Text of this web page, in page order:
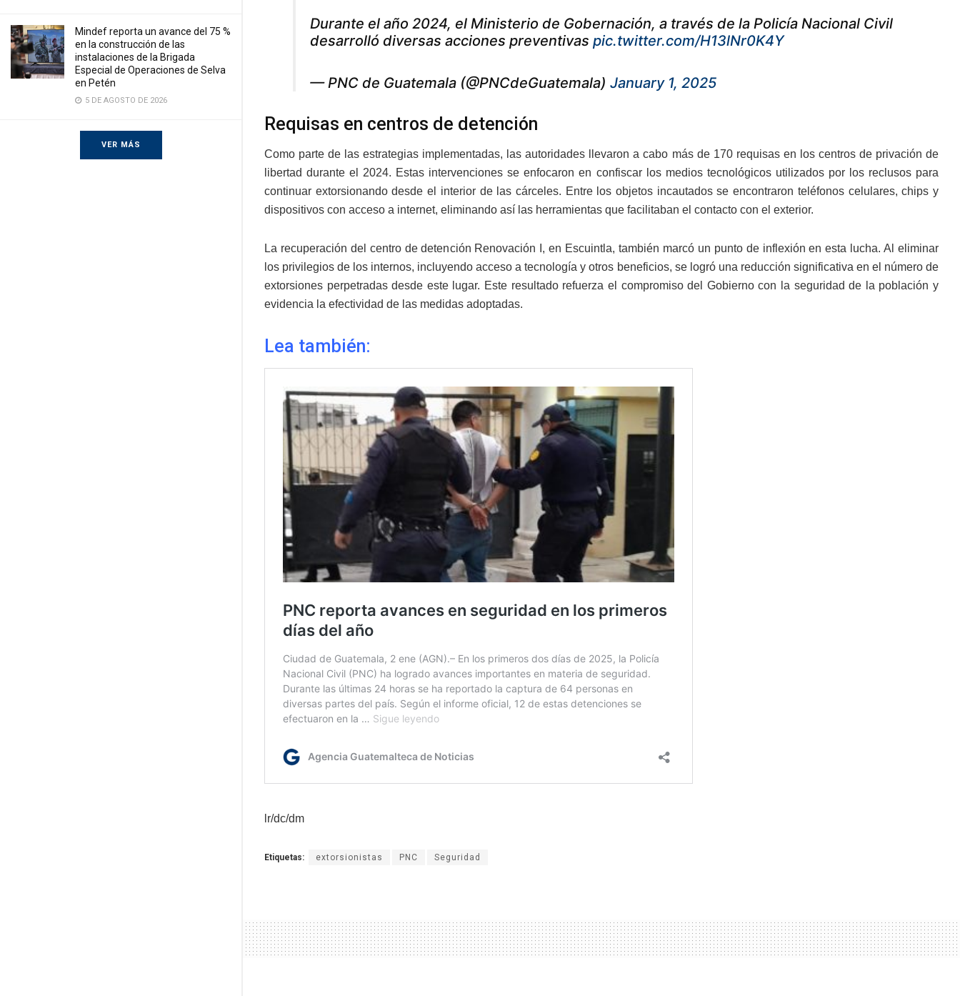
Mindef reporta un avance del 75 %
en la construcción de las
instalaciones de la Brigada
Especial de Operaciones de Selva
en Petén
5 DE AGOSTO DE 2026
VER MÁS
Durante el año 2024, el Ministerio de Gobernación, a través de la Policía Nacional Civil
desarrolló diversas acciones preventivas pic.twitter.com/H13lNr0K4Y
— PNC de Guatemala (@PNCdeGuatemala) January 1, 2025
Requisas en centros de detención
Como parte de las estrategias implementadas, las autoridades llevaron a cabo más de 170 requisas en los centros de privación de
libertad durante el 2024. Estas intervenciones se enfocaron en confiscar los medios tecnológicos utilizados por los reclusos para
continuar extorsionando desde el interior de las cárceles. Entre los objetos incautados se encontraron teléfonos celulares, chips y
dispositivos con acceso a internet, eliminando así las herramientas que facilitaban el contacto con el exterior.
La recuperación del centro de detención Renovación I, en Escuintla, también marcó un punto de inflexión en esta lucha. Al eliminar
los privilegios de los internos, incluyendo acceso a tecnología y otros beneficios, se logró una reducción significativa en el número de
extorsiones perpetradas desde este lugar. Este resultado refuerza el compromiso del Gobierno con la seguridad de la población y
evidencia la efectividad de las medidas adoptadas.
Lea también:
lr/dc/dm
Etiquetas: extorsionistas PNC Seguridad